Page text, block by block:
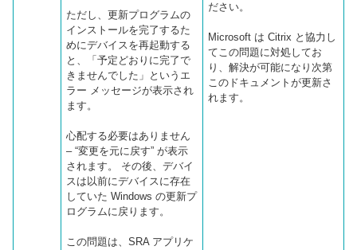
ただし、更新プログラムの
インストールを完了するた
めにデバイスを再起動する
と、「予定どおりに完了で
きませんでした」というエ
ラー メッセージが表示され
ます。
心配する必要はありません
– “変更を元に戻す” が表示
されます。 その後、デバイ
スは以前にデバイスに存在
していた Windows の更新プ
ログラムに戻ります。
この問題は、SRA アプリケ
ださい。
Microsoft は Citrix と協力し
てこの問題に対処してお
り、解決が可能になり次第
このドキュメントが更新さ
れます。 ​​​​​​​